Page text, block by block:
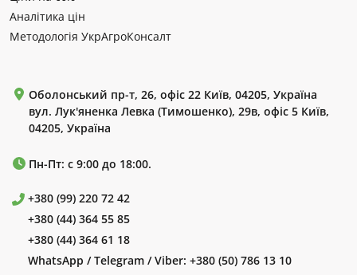
Аналітика цін
Методологія УкрАгроКонсалт
Оболонський пр-т, 26, офіс 22 Київ, 04205, Україна
вул. Лук'яненка Левка (Тимошенко), 29в, офіс 5 Київ,
04205, Україна
Пн-Пт: с 9:00 до 18:00.
+380 (99) 220 72 42
+380 (44) 364 55 85
+380 (44) 364 61 18
WhatsApp / Telegram / Viber: +380 (50) 786 13 10